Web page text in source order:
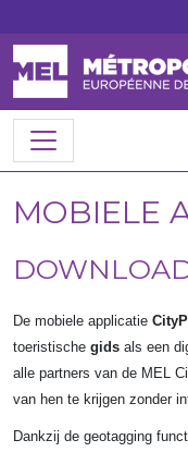
MOBIELE
De mobiele applicatie
toeristische gids als een
alle partners van de MEL
van hen te krijgen zonder
Dankzij de geotagging